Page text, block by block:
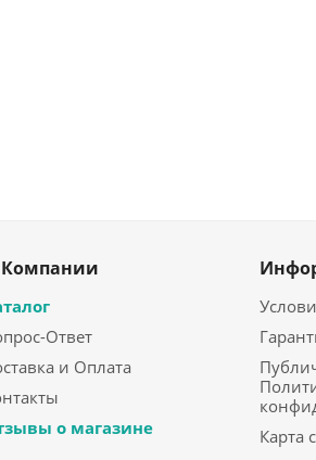
Ответ
и Оплата
о магазине
Карта